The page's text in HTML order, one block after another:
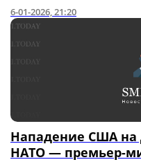
6-01-2026, 21:20
Нападение США на
НАТО — премьер-